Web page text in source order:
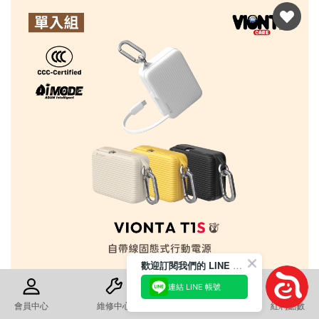
會員中心 維修中心 紅利點數
ADAM elements 亞果元素
8月 亞果日 來了～
全館滿1,338元享85折優惠外
還有 8% LINE POINTS點數回饋❗️
回覆至 ADAM elements 亞果元素
歡迎訂閱我們的 LINE 官方帳號
連結 LINE 帳號